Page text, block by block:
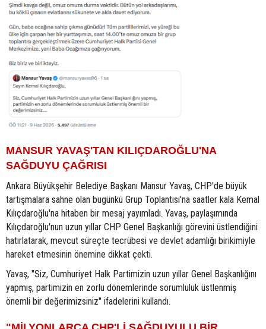
MANSUR YAVAŞ'TAN KILIÇDAROĞLU'NA
SAĞDUYU ÇAĞRISI
Ankara Büyükşehir Belediye Başkanı Mansur Yavaş, CHP'de büyük
tartışmalara sahne olan bugünkü Grup Toplantısı'na saatler kala Kemal
Kılıçdaroğlu'na hitaben bir mesaj yayımladı. Yavaş, paylaşımında
Kılıçdaroğlu'nun uzun yıllar CHP Genel Başkanlığı görevini üstlendiğini
hatırlatarak, mevcut süreçte tecrübesi ve devlet adamlığı birikimiyle
hareket etmesinin önemine dikkat çekti.
Yavaş, "Siz, Cumhuriyet Halk Partimizin uzun yıllar Genel Başkanlığını
yapmış, partimizin en zorlu dönemlerinde sorumluluk üstlenmiş
önemli bir değerimizsiniz" ifadelerini kullandı.